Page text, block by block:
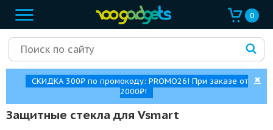
0
СКИДКА 300₽ по промокоду: PROMO26! При заказе от
2000₽!
✖
Защитные стекла для Vsmart